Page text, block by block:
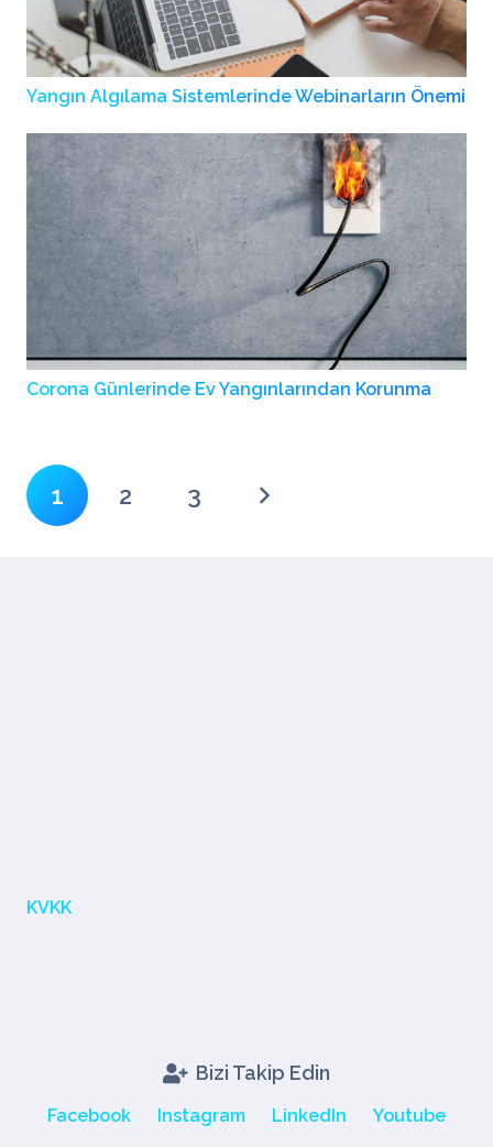
Yangın Algılama Sistemlerinde Webinarların Önemi
Corona Günlerinde Ev Yangınlarından Korunma
1 2 3
KVKK
Bizi Takip Edin
Facebook Instagram LinkedIn Youtube